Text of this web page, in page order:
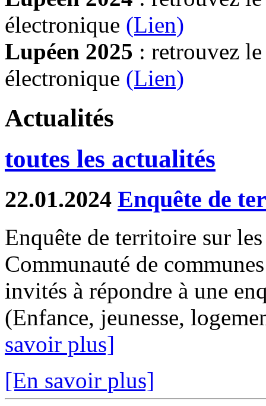
électronique (Lien)
Lupéen 2025 : retrouvez
électronique (Lien)
Actualités
toutes les actualités
22.01.2024 Enquête de
Enquête de territoire sur
Communauté de
invités à répondre à une
(Enfance, jeunesse,
savoir plus]
[En savoir plus]